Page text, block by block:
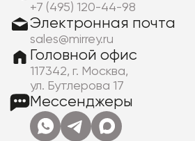
+7 (495) 120-44-98
Электронная почта
sales@mirrey.ru
Головной офис
117342, г. Москва,
ул. Бутлерова 17
Мессенджеры